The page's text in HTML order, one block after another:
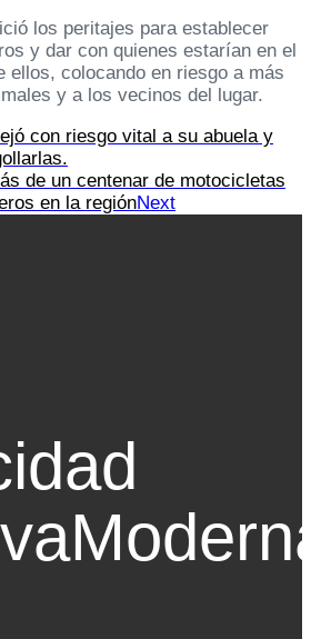
los peritajes para establecer
y dar con quienes estarían en el
ellos, colocando en riesgo a más
y a los vecinos del lugar.
con riesgo vital a su abuela y
de un centenar de motocicletas
en la regiónNext